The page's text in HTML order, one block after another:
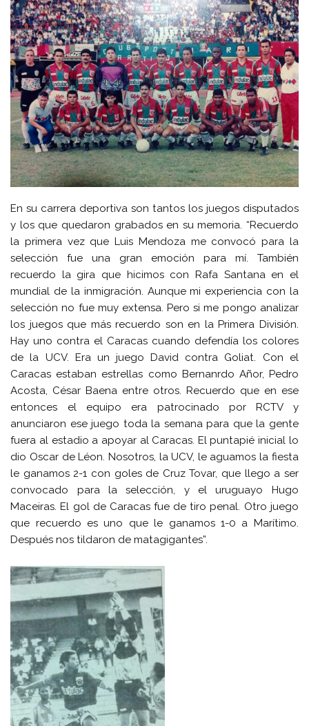
En su carrera deportiva son tantos los juegos disputados
y los que quedaron grabados en su memoria. “Recuerdo
la primera vez que Luis Mendoza me convocó para la
selección fue una gran emoción para mí. También
recuerdo la gira que hicimos con Rafa Santana en el
mundial de la inmigración. Aunque mi experiencia con la
selección no fue muy extensa. Pero si me pongo analizar
los juegos que más recuerdo son en la Primera División.
Hay uno contra el Caracas cuando defendía los colores
de la UCV. Era un juego David contra Goliat. Con el
Caracas estaban estrellas como Bernanrdo Añor, Pedro
Acosta, César Baena entre otros. Recuerdo que en ese
entonces el equipo era patrocinado por RCTV y
anunciaron ese juego toda la semana para que la gente
fuera al estadio a apoyar al Caracas. El puntapié inicial lo
dio Oscar de Léon. Nosotros, la UCV, le aguamos la fiesta
le ganamos 2-1 con goles de Cruz Tovar, que llego a ser
convocado para la selección, y el uruguayo Hugo
Maceiras. El gol de Caracas fue de tiro penal. Otro juego
que recuerdo es uno que le ganamos 1-0 a Marítimo.
Después nos tildaron de matagigantes”.